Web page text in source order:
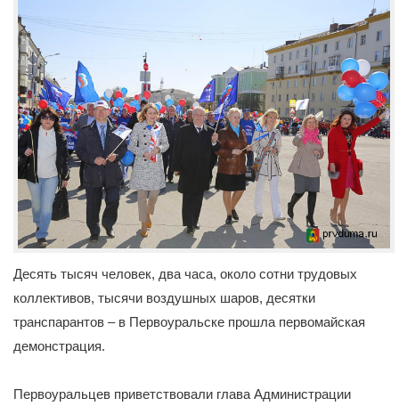
Десять тысяч человек, два часа, около сотни трудовых
коллективов, тысячи воздушных шаров, десятки
транспарантов – в Первоуральске прошла первомайская
демонстрация.
Первоуральцев приветствовали глава Администрации